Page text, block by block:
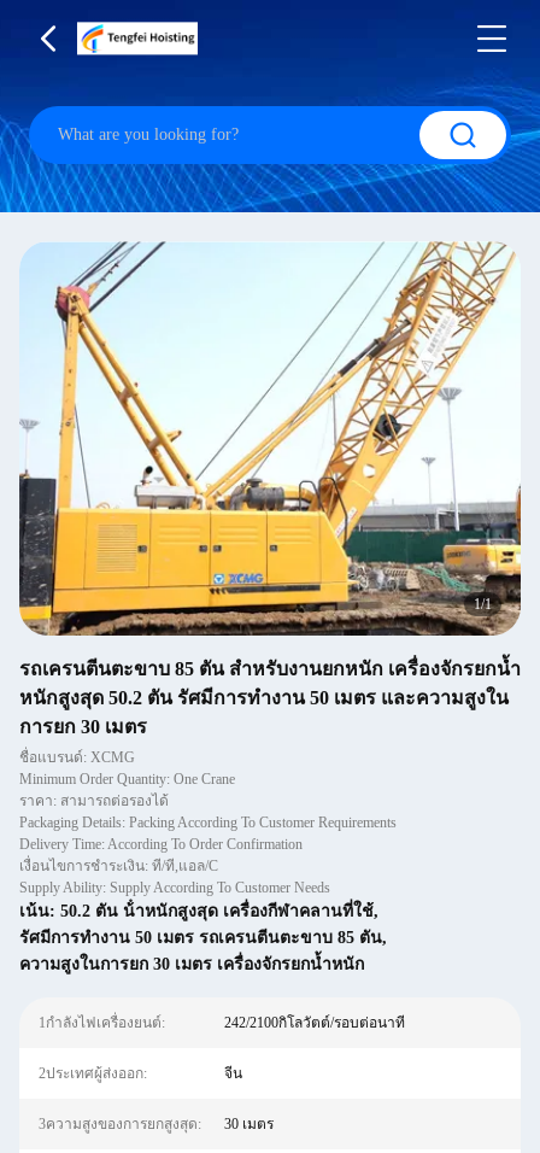
1/1
รถเครนตีนตะขาบ 85 ตัน สำหรับงานยกหนัก เครื่องจักรยกน้ำ
หนักสูงสุด 50.2 ตัน รัศมีการทำงาน 50 เมตร และความสูงใน
การยก 30 เมตร
ชื่อแบรนด์: XCMG
Minimum Order Quantity: One Crane
ราคา: สามารถต่อรองได้
Packaging Details: Packing According To Customer Requirements
Delivery Time: According To Order Confirmation
เงื่อนไขการชำระเงิน: ที/ที,แอล/C
Supply Ability: Supply According To Customer Needs
เน้น: 50.2 ตัน น้ําหนักสูงสุด เครื่องกีฬาคลานที่ใช้,
รัศมีการทำงาน 50 เมตร รถเครนตีนตะขาบ 85 ตัน,
ความสูงในการยก 30 เมตร เครื่องจักรยกน้ำหนัก
1กำลังไฟเครื่องยนต์: 242/2100กิโลวัตต์/รอบต่อนาที
2ประเทศผู้ส่งออก: จีน
3ความสูงของการยกสูงสุด: 30 เมตร